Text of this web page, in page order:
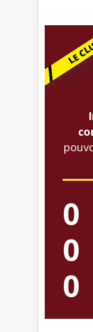
0
0
0